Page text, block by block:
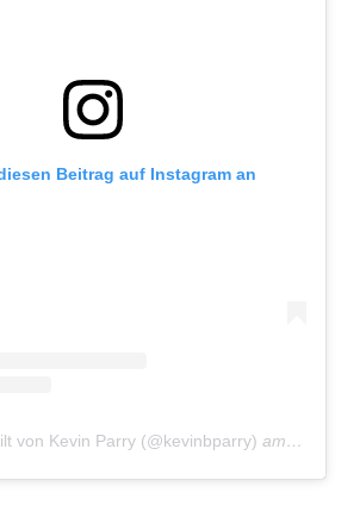
Beitrag auf Instagram an
von Kevin Parry (@kevinbparry) am Okt 5,